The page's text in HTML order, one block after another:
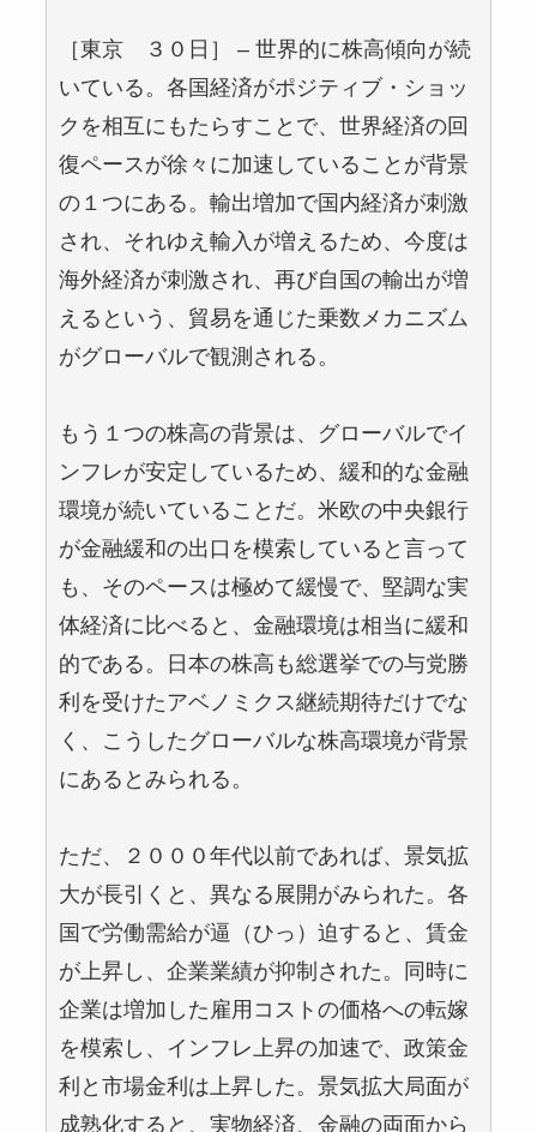
［東京 ３０日］ – 世界的に株高傾向が続
いている。各国経済がポジティブ・ショッ
クを相互にもたらすことで、世界経済の回
復ペースが徐々に加速していることが背景
の１つにある。輸出増加で国内経済が刺激
され、それゆえ輸入が増えるため、今度は
海外経済が刺激され、再び自国の輸出が増
えるという、貿易を通じた乗数メカニズム
がグローバルで観測される。
もう１つの株高の背景は、グローバルでイ
ンフレが安定しているため、緩和的な金融
環境が続いていることだ。米欧の中央銀行
が金融緩和の出口を模索していると言って
も、そのペースは極めて緩慢で、堅調な実
体経済に比べると、金融環境は相当に緩和
的である。日本の株高も総選挙での与党勝
利を受けたアベノミクス継続期待だけでな
く、こうしたグローバルな株高環境が背景
にあるとみられる。
ただ、２０００年代以前であれば、景気拡
大が長引くと、異なる展開がみられた。各
国で労働需給が逼（ひっ）迫すると、賃金
が上昇し、企業業績が抑制された。同時に
企業は増加した雇用コストの価格への転嫁
を模索し、インフレ上昇の加速で、政策金
利と市場金利は上昇した。景気拡大局面が
成熟化すると、実物経済、金融の両面から